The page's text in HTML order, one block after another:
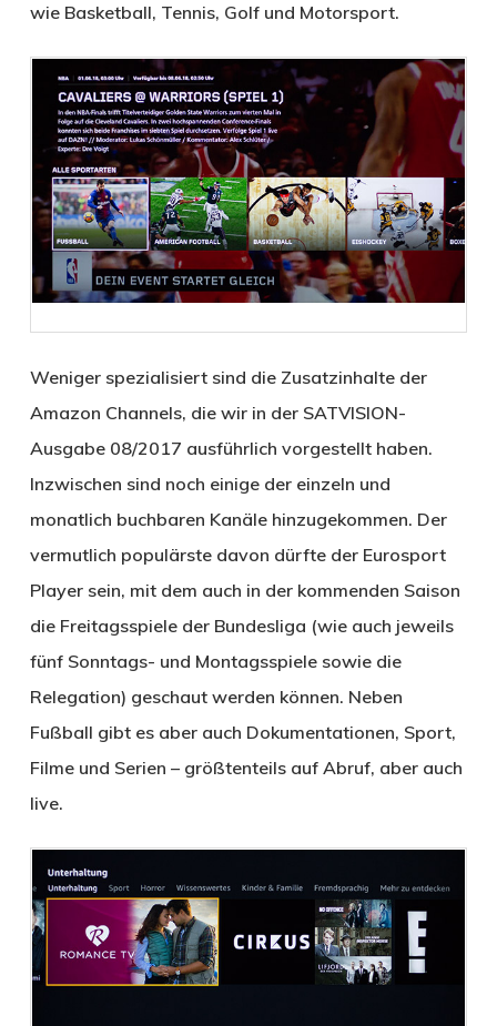
wie Basketball, Tennis, Golf und Motorsport.
Weniger spezialisiert sind die Zusatzinhalte der
Amazon Channels, die wir in der SATVISION-
Ausgabe 08/2017 ausführlich vorgestellt haben.
Inzwischen sind noch einige der einzeln und
monatlich buchbaren Kanäle hinzugekommen. Der
vermutlich populärste davon dürfte der Eurosport
Player sein, mit dem auch in der kommenden Saison
die Freitagsspiele der Bundesliga (wie auch jeweils
fünf Sonntags- und Montagsspiele sowie die
Relegation) geschaut werden können. Neben
Fußball gibt es aber auch Dokumentationen, Sport,
Filme und Serien – größtenteils auf Abruf, aber auch
live.